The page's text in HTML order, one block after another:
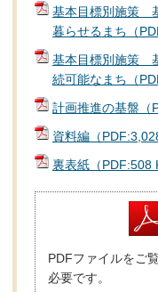
基本目標別施策
暮らせるまち（
基本目標別施策
続可能なまち（
計画推進の基盤（
資料編（
裏表紙（PDF:508
PDFファイルをご
必要です。